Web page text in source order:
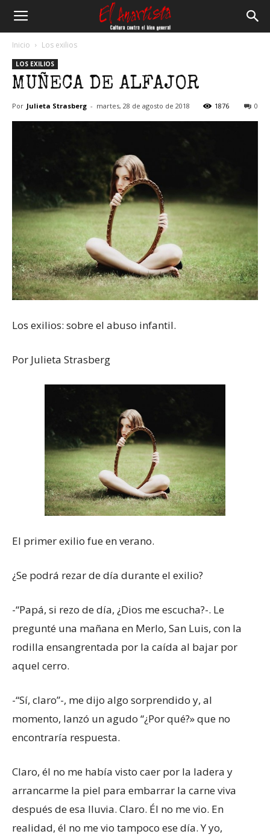
Anartista
Inicio Los exilios
LOS EXILIOS
MUÑECA DE ALFAJOR
Por Julieta Strasberg - martes, 28 de agosto de 2018 1876 0
Los exilios: sobre el abuso infantil.
Por Julieta Strasberg
El primer exilio fue en verano.
¿Se podrá rezar de día durante el exilio?
-“Papá, si rezo de día, ¿Dios me escucha?-. Le
pregunté una mañana en Merlo, San Luis, con la
rodilla ensangrentada por la caída al bajar por
aquel cerro.
-“Sí, claro”-, me dijo algo sorprendido y, al
momento, lanzó un agudo “¿Por qué?» que no
encontraría respuesta.
Claro, él no me había visto caer por la ladera y
arrancarme la piel para embarrar la carne viva
después de esa lluvia. Claro. Él no me vio. En
realidad, él no me vio tampoco ese día. Y yo,